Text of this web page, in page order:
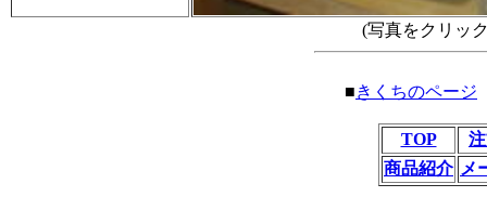
(写真をクリッ
■きくちのページ
TOP
商品紹介 メ